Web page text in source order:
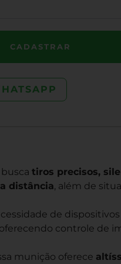
CADASTRAR
tiros precisos,
distância, além de
de dispositivos
controle de
munição oferece